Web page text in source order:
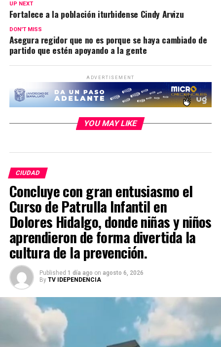
UP NEXT
Fortalece a la población iturbidense Cindy Arvizu
DON'T MISS
Asegura regidor que no es porque se haya cambiado de
partido que estén apoyando a la gente
ADVERTISEMENT
YOU MAY LIKE
CIUDAD
Concluye con gran entusiasmo el
Curso de Patrulla Infantil en
Dolores Hidalgo, donde niñas y niños
aprendieron de forma divertida la
cultura de la prevención.
Published 1 día ago on agosto 6, 2026
By TV IDEPENDENCIA